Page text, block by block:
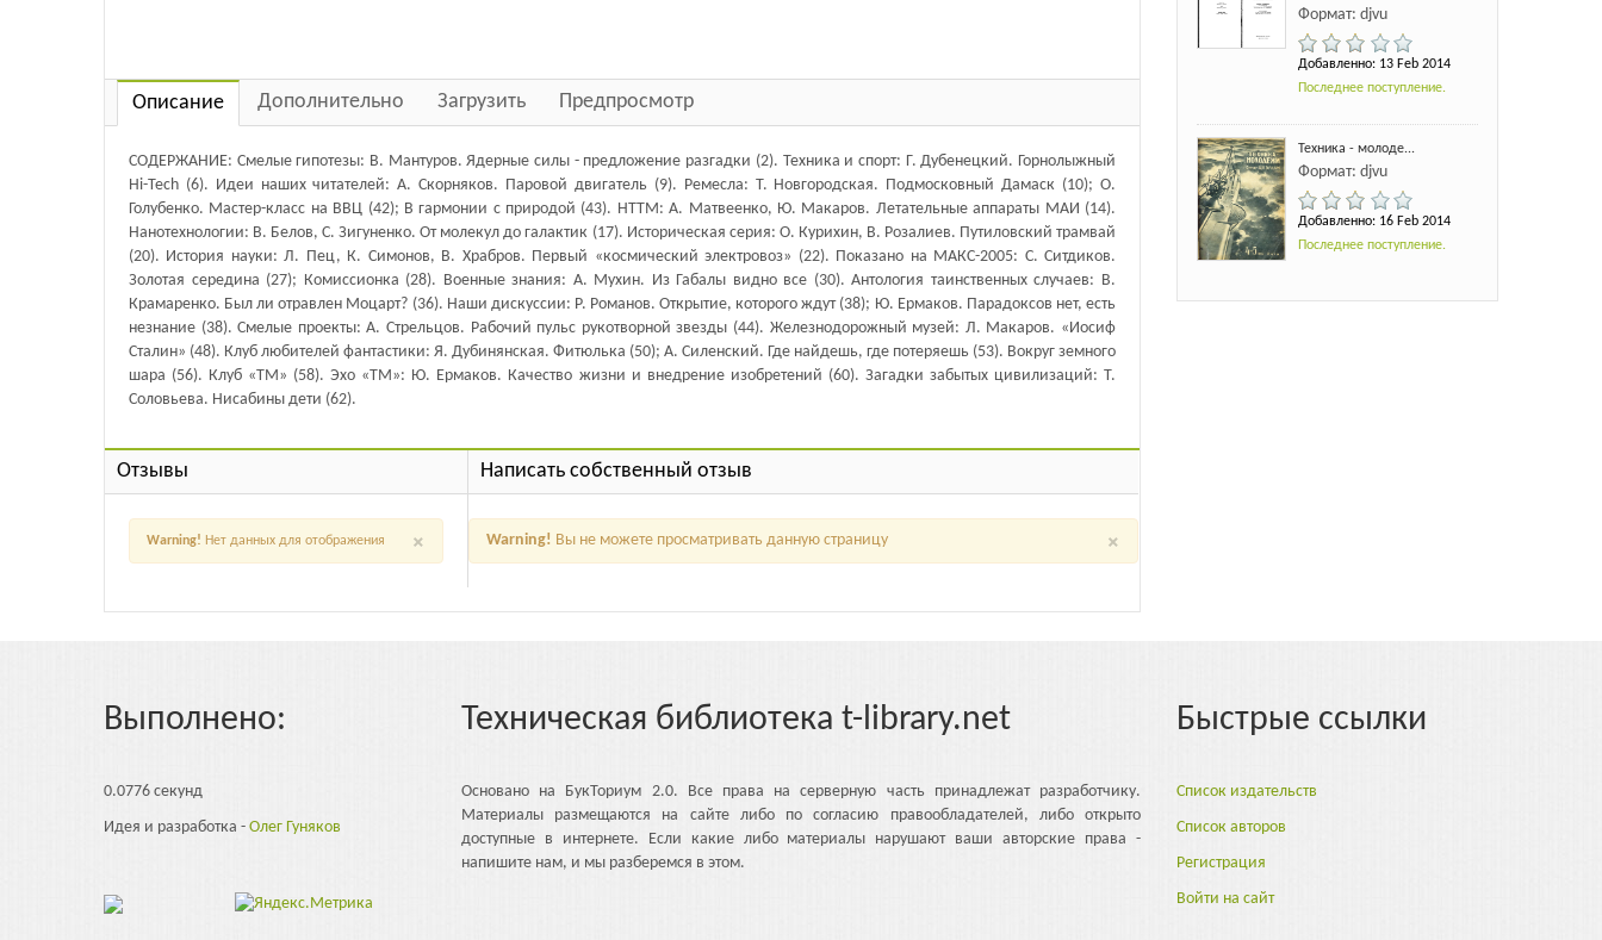
Описание Дополнительно Загрузить Предпросмотр
СОДЕРЖАНИЕ: Смелые гипотезы: В. Мантуров. Ядерные силы - предложение разгадки (2). Техника и спорт: Г. Дубенецкий. Горнолыжный
Hi-Tech (6). Идеи наших читателей: А. Скорняков. Паровой двигатель (9). Ремесла: Т. Новгородская. Подмосковный Дамаск (10); О.
Голубенко. Мастер-класс на ВВЦ (42); В гармонии с природой (43). НТТМ: А. Матвеенко, Ю. Макаров. Летательные аппараты МАИ (14).
Нанотехнологии: В. Белов, С. Зигуненко. От молекул до галактик (17). Историческая серия: О. Курихин, В. Розалиев. Путиловский трамвай
(20). История науки: Л. Пец, К. Симонов, В. Храбров. Первый «космический электровоз» (22). Показано на МАКС-2005: С. Ситдиков.
Золотая середина (27); Комиссионка (28). Военные знания: А. Мухин. Из Габалы видно все (30). Антология таинственных случаев: В.
Крамаренко. Был ли отравлен Моцарт? (36). Наши дискуссии: Р. Романов. Открытие, которого ждут (38); Ю. Ермаков. Парадоксов нет, есть
незнание (38). Смелые проекты: А. Стрельцов. Рабочий пульс рукотворной звезды (44). Железнодорожный музей: Л. Макаров. «Иосиф
Сталин» (48). Клуб любителей фантастики: Я. Дубинянская. Фитюлька (50); А. Силенский. Где найдешь, где потеряешь (53). Вокруг земного
шара (56). Клуб «ТМ» (58). Эхо «ТМ»: Ю. Ермаков. Качество жизни и внедрение изобретений (60). Загадки забытых цивилизаций: Т.
Соловьева. Нисабины дети (62).
Отзывы
×
Warning! Нет данных для отображения
Написать собственный отзыв
×
Warning! Вы не можете просматривать данную страницу
Формат: djvu
Добавленно: 13 Feb 2014
Последнее поступление.
Техника - молоде...
Формат: djvu
Добавленно: 16 Feb 2014
Последнее поступление.
Выполнено:
0.0776 секунд
Идея и разработка - Олег Гуняков
Техническая библиотека t-library.net
Основано на БукТориум 2.0. Все права на серверную часть принадлежат разработчику.
Материалы размещаются на сайте либо по согласию правообладателей, либо открыто
доступные в интернете. Если какие либо материалы нарушают ваши авторские права -
напишите нам, и мы разберемся в этом.
Быстрые ссылки
Список издательств
Список авторов
Регистрация
Войти на сайт